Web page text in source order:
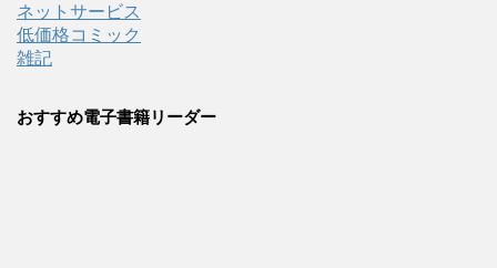
ネットサービス
低価格コミック
雑記
おすすめ電子書籍リーダー